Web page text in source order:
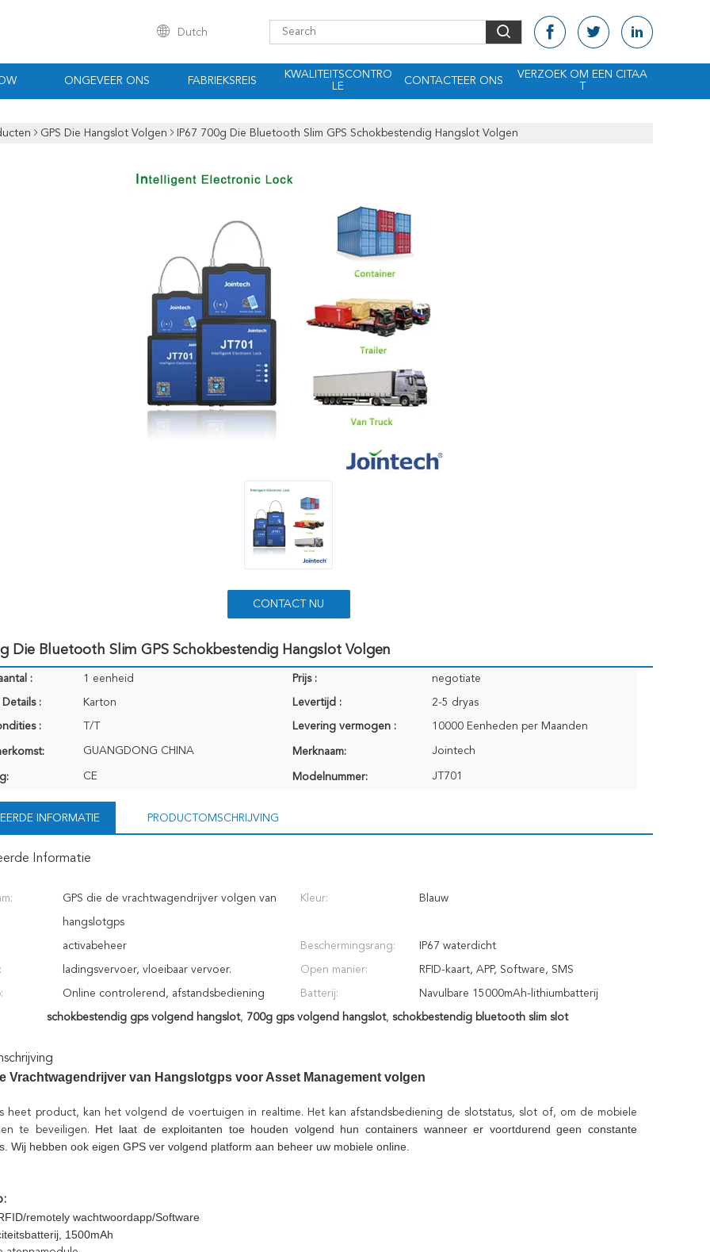
Dutch
ONGEVEER ONS FABRIEKSREIS
KWALITEITSCONTRO
LE
CONTACTEER ONS
VERZOEK OM EEN CITAA
GPS Die Hangslot Volgen IP67 700g Die Bluetooth Slim GPS Schokbestendig Hangslot Volgen
CONTACT NU
Die Bluetooth Slim GPS Schokbestendig Hangslot Volgen
: 1 eenheid Prijs : negotiate
: Karton Levertijd : 2-5 dryas
: T/T Levering vermogen : 10000 Eenheden per Maanden
GUANGDONG CHINA Merknaam: Jointech
CE Modelnummer: JT701
INFORMATIE PRODUCTOMSCHRIJVING
Informatie
GPS die de vrachtwagendrijver volgen van
hangslotgps
Kleur: Blauw
activabeheer Beschermingsrang: IP67 waterdicht
ladingsvervoer, vloeibaar vervoer. Open manier: RFID-kaart, APP, Software, SMS
Online controlerend, afstandsbediening Batterij: Navulbare 15000mAh-lithiumbatterij
schokbestendig gps volgend hangslot, 700g gps volgend hangslot, schokbestendig bluetooth slim slot
Vrachtwagendrijver van Hangslotgps voor Asset Management volgen
heet product, kan het volgend de voertuigen in realtime. Het kan afstandsbediening de slotstatus, slot of, om de mobiele
te beveiligen. Het laat de exploitanten toe houden volgend hun containers wanneer er voortdurend geen constante
Wij hebben ook eigen GPS ver volgend platform aan beheer uw mobiele online.
remotely wachtwoordapp/Software
1500mAh